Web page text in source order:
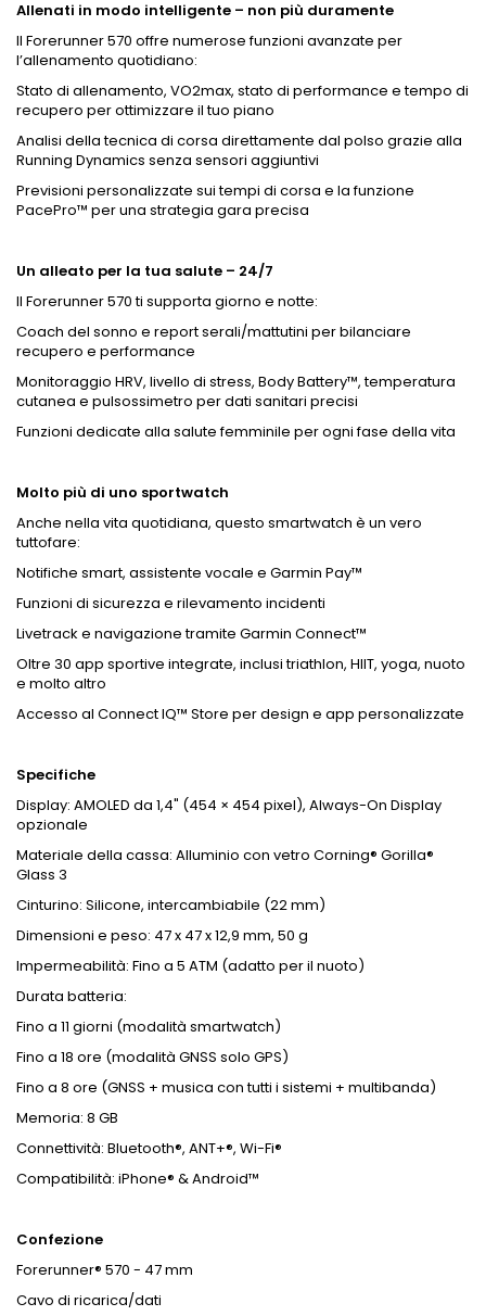
Allenati in modo intelligente – non più duramente
Il Forerunner 570 offre numerose funzioni avanzate per
l’allenamento quotidiano:
Stato di allenamento, VO2max, stato di performance e tempo di
recupero per ottimizzare il tuo piano
Analisi della tecnica di corsa direttamente dal polso grazie alla
Running Dynamics senza sensori aggiuntivi
Previsioni personalizzate sui tempi di corsa e la funzione
PacePro™ per una strategia gara precisa
Un alleato per la tua salute – 24/7
Il Forerunner 570 ti supporta giorno e notte:
Coach del sonno e report serali/mattutini per bilanciare
recupero e performance
Monitoraggio HRV, livello di stress, Body Battery™, temperatura
cutanea e pulsossimetro per dati sanitari precisi
Funzioni dedicate alla salute femminile per ogni fase della vita
Molto più di uno sportwatch
Anche nella vita quotidiana, questo smartwatch è un vero
tuttofare:
Notifiche smart, assistente vocale e Garmin Pay™
Funzioni di sicurezza e rilevamento incidenti
Livetrack e navigazione tramite Garmin Connect™
Oltre 30 app sportive integrate, inclusi triathlon, HIIT, yoga, nuoto
e molto altro
Accesso al Connect IQ™ Store per design e app personalizzate
Specifiche
Display: AMOLED da 1,4" (454 × 454 pixel), Always-On Display
opzionale
Materiale della cassa: Alluminio con vetro Corning® Gorilla®
Glass 3
Cinturino: Silicone, intercambiabile (22 mm)
Dimensioni e peso: 47 x 47 x 12,9 mm, 50 g
Impermeabilità: Fino a 5 ATM (adatto per il nuoto)
Durata batteria:
Fino a 11 giorni (modalità smartwatch)
Fino a 18 ore (modalità GNSS solo GPS)
Fino a 8 ore (GNSS + musica con tutti i sistemi + multibanda)
Memoria: 8 GB
Connettività: Bluetooth®, ANT+®, Wi-Fi®
Compatibilità: iPhone® & Android™
Confezione
Forerunner® 570 - 47 mm
Cavo di ricarica/dati